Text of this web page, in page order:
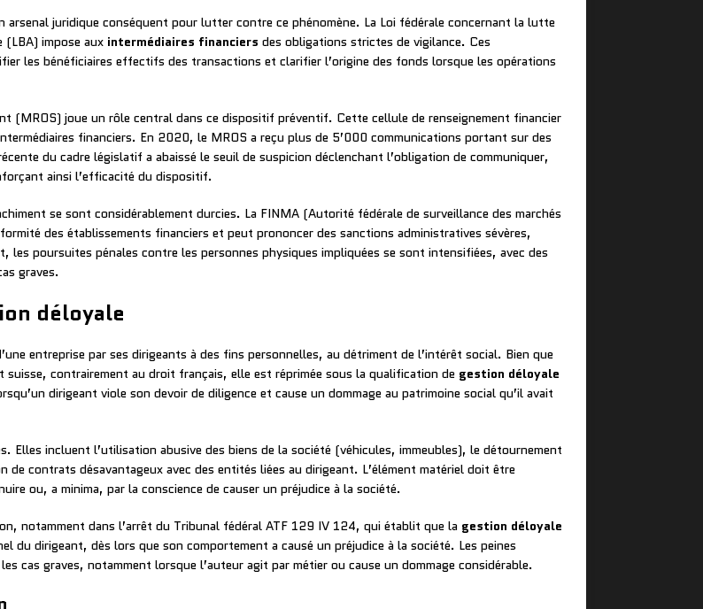
arsenal juridique conséquent pour lutter contre ce phénomène. La Loi fédérale concernant la lutte
impose aux intermédiaires financiers des obligations strictes de vigilance. Ces
les bénéficiaires effectifs des transactions et clarifier l’origine des fonds lorsque les opérations
(MROS) joue un rôle central dans ce dispositif préventif. Cette cellule de renseignement financier
financiers. En 2020, le MROS a reçu plus de 5’000 communications portant sur des
du cadre législatif a abaissé le seuil de suspicion déclenchant l’obligation de communiquer,
ainsi l’efficacité du dispositif.
se sont considérablement durcies. La FINMA (Autorité fédérale de surveillance des marchés
des établissements financiers et peut prononcer des sanctions administratives sévères,
les poursuites pénales contre les personnes physiques impliquées se sont intensifiées, avec des
graves.
déloyale
entreprise par ses dirigeants à des fins personnelles, au détriment de l’intérêt social. Bien que
contrairement au droit français, elle est réprimée sous la qualification de gestion déloyale
dirigeant viole son devoir de diligence et cause un dommage au patrimoine social qu’il avait
incluent l’utilisation abusive des biens de la société (véhicules, immeubles), le détournement
contrats désavantageux avec des entités liées au dirigeant. L’élément matériel doit être
ou, a minima, par la conscience de causer un préjudice à la société.
notamment dans l’arrêt du Tribunal fédéral ATF 129 IV 124, qui établit que la gestion déloyale
du dirigeant, dès lors que son comportement a causé un préjudice à la société. Les peines
cas graves, notamment lorsque l’auteur agit par métier ou cause un dommage considérable.